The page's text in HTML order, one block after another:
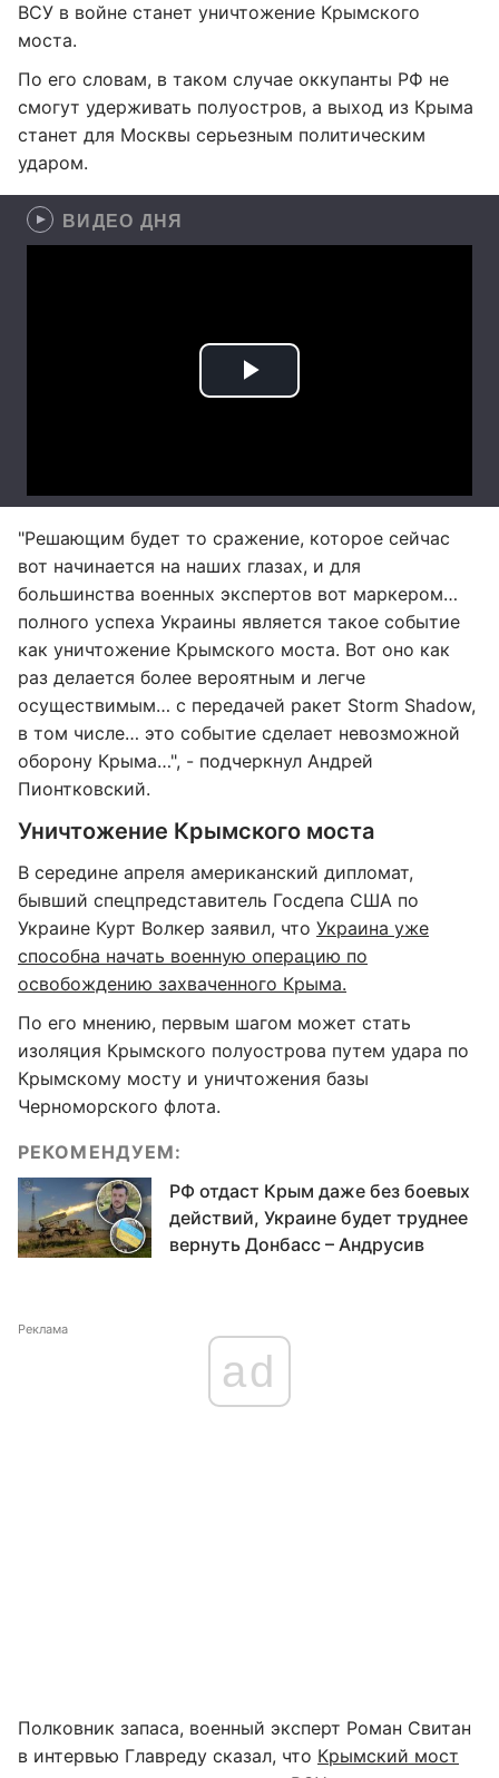
ВСУ в войне станет уничтожение Крымского
моста.
По его словам, в таком случае оккупанты РФ не
смогут удерживать полуостров, а выход из Крыма
станет для Москвы серьезным политическим
ударом.
ВИДЕО ДНЯ
"Решающим будет то сражение, которое сейчас
вот начинается на наших глазах, и для
большинства военных экспертов вот маркером…
полного успеха Украины является такое событие
как уничтожение Крымского моста. Вот оно как
раз делается более вероятным и легче
осуществимым… с передачей ракет Storm Shadow,
в том числе… это событие сделает невозможной
оборону Крыма…", - подчеркнул Андрей
Пионтковский.
Уничтожение Крымского моста
В середине апреля американский дипломат,
бывший спецпредставитель Госдепа США по
Украине Курт Волкер заявил, что Украина уже
способна начать военную операцию по
освобождению захваченного Крыма.
По его мнению, первым шагом может стать
изоляция Крымского полуострова путем удара по
Крымскому мосту и уничтожения базы
Черноморского флота.
РЕКОМЕНДУЕМ:
РФ отдаст Крым даже без боевых
действий, Украине будет труднее
вернуть Донбасс – Андрусив
Реклама
ad
Полковник запаса, военный эксперт Роман Свитан
в интервью Главреду сказал, что Крымский мост